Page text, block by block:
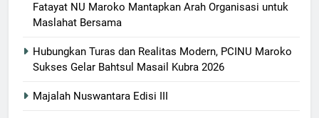
Fatayat NU Maroko Mantapkan Arah Organisasi untuk
Maslahat Bersama
Hubungkan Turas dan Realitas Modern, PCINU Maroko
Sukses Gelar Bahtsul Masail Kubra 2026
Majalah Nuswantara Edisi III